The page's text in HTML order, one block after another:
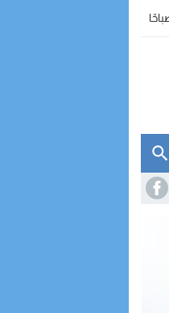
برنامج شتوي غير مسبوق لـ”رايان